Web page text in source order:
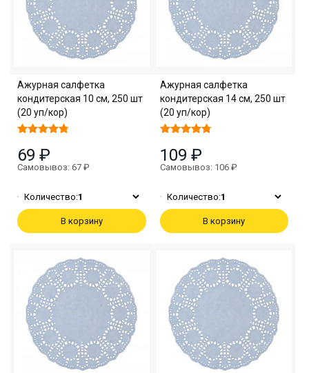
Ажурная салфетка
кондитерская 10 см, 250 шт
(20 уп/кор)
69 ₽
Самовывоз: 67 ₽
Количество:1
В корзину
Ажурная салфетка
кондитерская 14 см, 250 шт
(20 уп/кор)
109 ₽
Самовывоз: 106 ₽
Количество:1
В корзину